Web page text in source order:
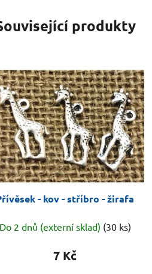
produkty
- kov - stříbro - žirafa
Do 2 dnů (externí sklad) (30 ks)
7 Kč